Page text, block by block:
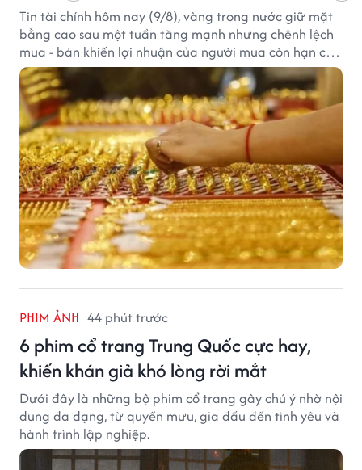
Tin tài chính hôm nay (9/8), vàng trong nước giữ mặt
bằng cao sau một tuần tăng mạnh nhưng chênh lệch
mua - bán khiến lợi nhuận của người mua còn hạn chế,
trong khi USD chịu sức ép sau dữ liệu việc làm Mỹ gây
thất vọng.
PHIM ẢNH 44 phút trước
6 phim cổ trang Trung Quốc cực hay,
khiến khán giả khó lòng rời mắt
Dưới đây là những bộ phim cổ trang gây chú ý nhờ nội
dung đa dạng, từ quyền mưu, gia đấu đến tình yêu và
hành trình lập nghiệp.